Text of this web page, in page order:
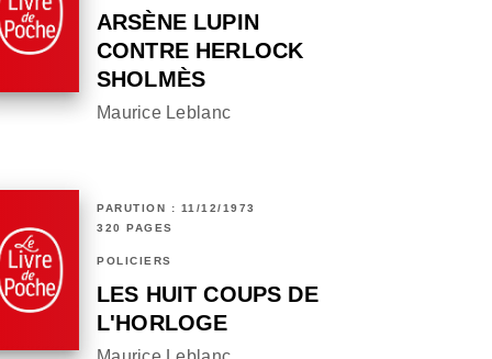
ARSÈNE LUPIN
CONTRE HERLOCK
SHOLMÈS
Maurice Leblanc
PARUTION : 11/12/1973
320 PAGES
POLICIERS
LES HUIT COUPS DE
L'HORLOGE